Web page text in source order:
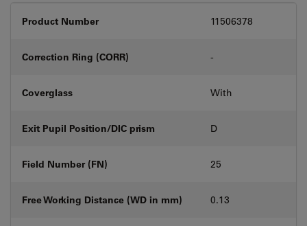
Product Number 11506378
Correction Ring (CORR) -
Coverglass With
Exit Pupil Position/DIC prism D
Field Number (FN) 25
Free Working Distance (WD in mm) 0.13